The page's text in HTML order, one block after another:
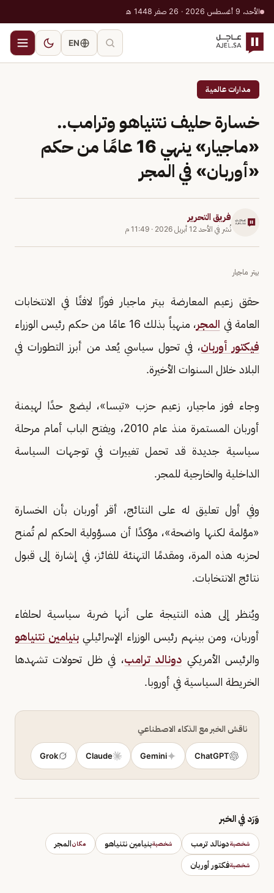
الأحد، 9 أغسطس 2026 · 26 صفر 1448 هـ
EN
مدارات عالمية
خسارة حليف نتنياهو وترامب..
«ماجيار» ينهي 16 عامًا من حكم
«أوربان» في المجر
فريق التحرير
نُشر في الأحد 12 أبريل 2026 · 11:49 م
بيتر ماجيار
حقق زعيم المعارضة بيتر ماجيار فوزًا لافتًا في الانتخابات
العامة في المجر، منهياً بذلك 16 عامًا من حكم رئيس الوزراء
فيكتور أوربان، في تحول سياسي يُعد من أبرز التطورات في
البلاد خلال السنوات الأخيرة.
وجاء فوز ماجيار، زعيم حزب «تيسا»، ليضع حدًا لهيمنة
أوربان المستمرة منذ عام 2010، ويفتح الباب أمام مرحلة
سياسية جديدة قد تحمل تغييرات في توجهات السياسة
الداخلية والخارجية للمجر.
وفي أول تعليق له على النتائج، أقر أوربان بأن الخسارة
«مؤلمة لكنها واضحة»، مؤكدًا أن مسؤولية الحكم لم تُمنح
لحزبه هذه المرة، ومقدمًا التهنئة للفائز، في إشارة إلى قبول
نتائج الانتخابات.
ويُنظر إلى هذه النتيجة على أنها ضربة سياسية لحلفاء
أوربان، ومن بينهم رئيس الوزراء الإسرائيليبنيامين نتنياهو
والرئيس الأمريكي دونالد ترامب، في ظل تحولات تشهدها
الخريطة السياسية في أوروبا.
ناقش الخبر مع الذكاء الاصطناعي
ChatGPT
Gemini
Claude
Grok
وَرَد في الخبر
شخصيةدونالد ترمب شخصيةبنيامين نتنياهو مكانالمجر
شخصيةفكتور أوربان